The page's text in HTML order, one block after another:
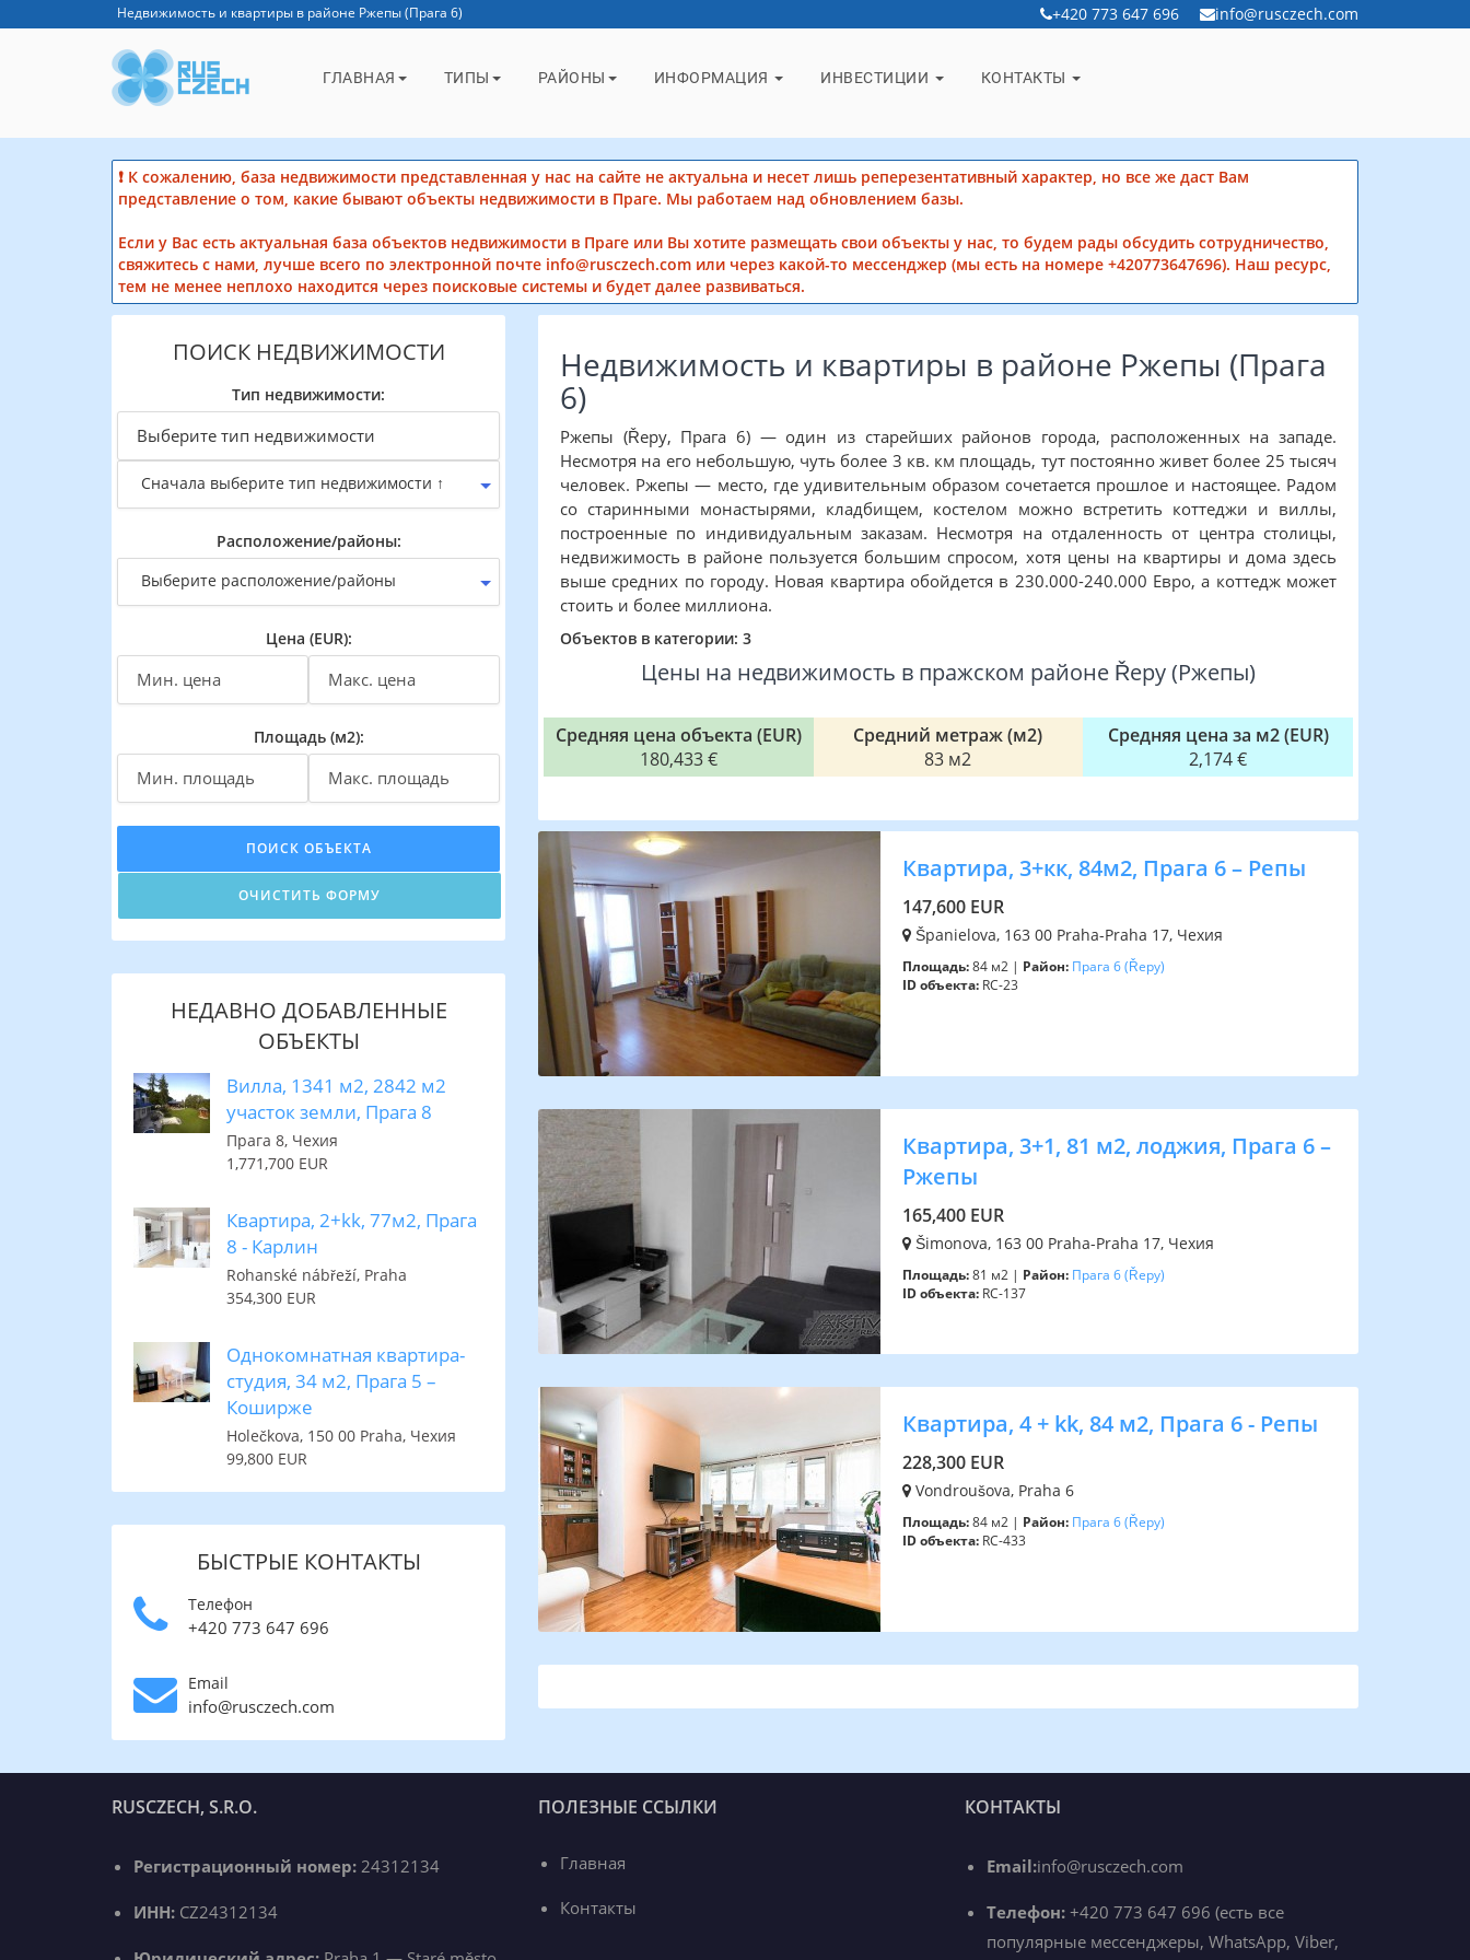
Недвижимость и квартиры в районе Ржепы (Прага 6) +420 773 647 696 info@rusczech.com
ГЛАВНАЯ ТИПЫ РАЙОНЫ ИНФОРМАЦИЯ ИНВЕСТИЦИИ КОНТАКТЫ
❗ К сожалению, база недвижимости представленная у нас на сайте не актуальна и несет лишь реперезентативный характер, но все же даст Вам
представление о том, какие бывают объекты недвижимости в Праге. Мы работаем над обновлением базы.
Если у Вас есть актуальная база объектов недвижимости в Праге или Вы хотите размещать свои объекты у нас, то будем рады обсудить сотрудничество,
свяжитесь с нами, лучше всего по электронной почте info@rusczech.com или через какой-то мессенджер (мы есть на номере +420773647696). Наш ресурс,
тем не менее неплохо находится через поисковые системы и будет далее развиваться.
Недвижимость и квартиры в районе Ржепы (Прага
6)
Ржепы (Řepy, Прага 6) — один из старейших районов города, расположенных на западе.
Несмотря на его небольшую, чуть более 3 кв. км площадь, тут постоянно живет более 25 тысяч
человек. Ржепы — место, где удивительным образом сочетается прошлое и настоящее. Радом
со старинными монастырями, кладбищем, костелом можно встретить коттеджи и виллы,
построенные по индивидуальным заказам. Несмотря на отдаленность от центра столицы,
недвижимость в районе пользуется большим спросом, хотя цены на квартиры и дома здесь
выше средних по городу. Новая квартира обойдется в 230.000-240.000 Евро, а коттедж может
стоить и более миллиона.
Объектов в категории: 3
Цены на недвижимость в пражском районе Řepy (Ржепы)
Средняя цена объекта (EUR)
180,433 €
Средний метраж (м2)
83 м2
Средняя цена за м2 (EUR)
2,174 €
Квартира, 3+кк, 84м2, Прага 6 – Репы
147,600 EUR
Španielova, 163 00 Praha-Praha 17, Чехия
Площадь:84 м2 | Район: Прага 6 (Řepy)
ID объекта:RC-23
Квартира, 3+1, 81 м2, лоджия, Прага 6 –
Ржепы
165,400 EUR
Šimonova, 163 00 Praha-Praha 17, Чехия
Площадь:81 м2 | Район: Прага 6 (Řepy)
ID объекта:RC-137
Квартира, 4 + kk, 84 м2, Прага 6 - Репы
228,300 EUR
Vondroušova, Praha 6
Площадь:84 м2 | Район: Прага 6 (Řepy)
ID объекта:RC-433
ПОИСК НЕДВИЖИМОСТИ
Тип недвижимости:
Сначала выберите тип недвижимости ↑
Расположение/районы:
Выберите расположение/районы
Цена (EUR):
Площадь (м2):
НЕДАВНО ДОБАВЛЕННЫЕ
ОБЪЕКТЫ
Вилла, 1341 м2, 2842 м2
участок земли, Прага 8
Прага 8, Чехия
1,771,700 EUR
Квартира, 2+kk, 77м2, Прага
8 - Карлин
Rohanské nábřeží, Praha
354,300 EUR
Однокомнатная квартира-
студия, 34 м2, Прага 5 –
Коширже
Holečkova, 150 00 Praha, Чехия
99,800 EUR
БЫСТРЫЕ КОНТАКТЫ
Телефон
+420 773 647 696
Email
info@rusczech.com
RUSCZECH, S.R.O.
Регистрационный номер: 24312134
ИНН: CZ24312134
ПОЛЕЗНЫЕ ССЫЛКИ
Главная
Контакты
КОНТАКТЫ
Email:info@rusczech.com
Телефон: +420 773 647 696 (есть все
популярные мессенджеры, WhatsApp, Viber,